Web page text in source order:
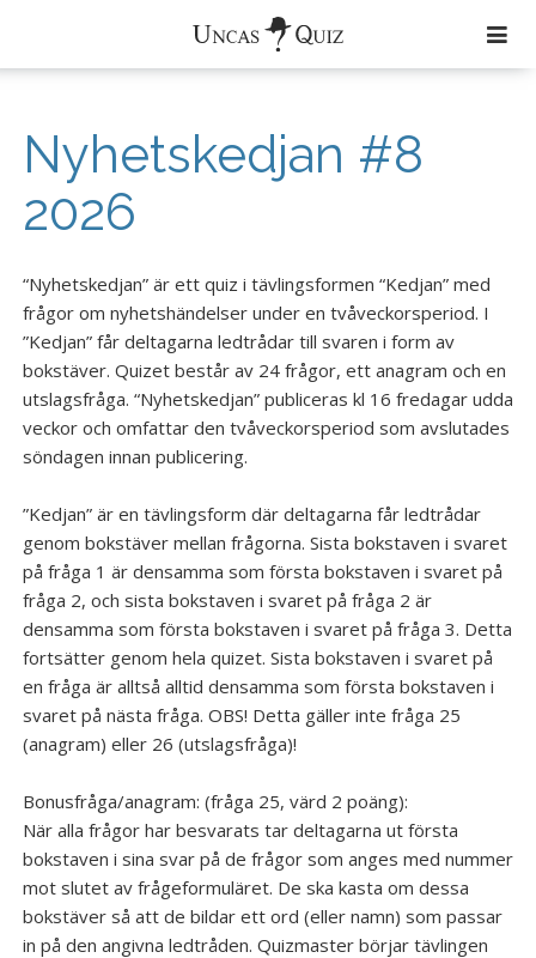
Aktuellt
Om Uncas Quiz
Musik
Zimmerband
Uncas Tribe
Uncas och den Andre
Kontakt
Galleri
Nyhetskedjan #8
2026
“Nyhetskedjan” är ett quiz i tävlingsformen “Kedjan” med
frågor om nyhetshändelser under en tvåveckorsperiod. I
”Kedjan” får deltagarna ledtrådar till svaren i form av
bokstäver. Quizet består av 24 frågor, ett anagram och en
utslagsfråga. “Nyhetskedjan” publiceras kl 16 fredagar udda
veckor och omfattar den tvåveckorsperiod som avslutades
söndagen innan publicering.
”Kedjan” är en tävlingsform där deltagarna får ledtrådar
genom bokstäver mellan frågorna. Sista bokstaven i svaret
på fråga 1 är densamma som första bokstaven i svaret på
fråga 2, och sista bokstaven i svaret på fråga 2 är
densamma som första bokstaven i svaret på fråga 3. Detta
fortsätter genom hela quizet. Sista bokstaven i svaret på
en fråga är alltså alltid densamma som första bokstaven i
svaret på nästa fråga. OBS! Detta gäller inte fråga 25
(anagram) eller 26 (utslagsfråga)!
Bonusfråga/anagram: (fråga 25, värd 2 poäng):
När alla frågor har besvarats tar deltagarna ut första
bokstaven i sina svar på de frågor som anges med nummer
mot slutet av frågeformuläret. De ska kasta om dessa
bokstäver så att de bildar ett ord (eller namn) som passar
in på den angivna ledtråden. Quizmaster börjar tävlingen